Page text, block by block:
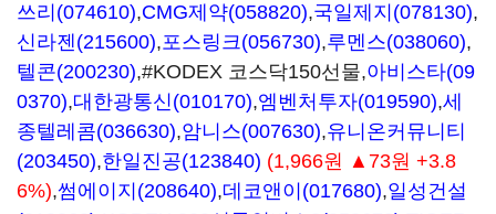
쓰리(074610),CMG제약(058820),국일제지(078130),
신라젠(215600),포스링크(056730),루멘스(038060),
텔콘(200230),#KODEX 코스닥150선물,아비스타(09
0370),대한광통신(010170),엠벤처투자(019590),세
종텔레콤(036630),암니스(007630),유니온커뮤니티
(203450),한일진공(123840) (1,966원 ▲73원 +3.8
6%),썸에이지(208640),데코앤이(017680),일성건설